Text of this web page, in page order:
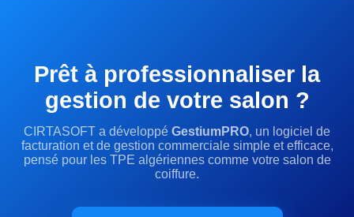
Prêt à professionnaliser la
gestion de votre salon ?
CIRTASOFT a développé GestiumPRO, un logiciel de
facturation et de gestion commerciale simple et efficace,
pensé pour les TPE algériennes comme votre salon de
coiffure.